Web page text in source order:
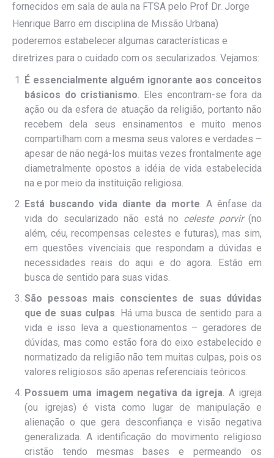
fornecidos em sala de aula na FTSA pelo Prof Dr. Jorge
Henrique Barro em disciplina de Missão Urbana)
poderemos estabelecer algumas características e
diretrizes para o cuidado com os secularizados. Vejamos:
É essencialmente alguém ignorante aos conceitos
básicos do cristianismo. Eles encontram-se fora da
ação ou da esfera de atuação da religião, portanto não
recebem dela seus ensinamentos e muito menos
compartilham com a mesma seus valores e verdades –
apesar de não negá-los muitas vezes frontalmente age
diametralmente opostos a idéia de vida estabelecida
na e por meio da instituição religiosa.
Está buscando vida diante da morte. A ênfase da
vida do secularizado não está no celeste porvir(no
além, céu, recompensas celestes e futuras), mas sim,
em questões vivenciais que respondam a dúvidas e
necessidades reais do aqui e do agora. Estão em
busca de sentido para suas vidas.
São pessoas mais conscientes de suas dúvidas
que de suas culpas. Há uma busca de sentido para a
vida e isso leva a questionamentos – geradores de
dúvidas, mas como estão fora do eixo estabelecido e
normatizado da religião não tem muitas culpas, pois os
valores religiosos são apenas referenciais teóricos.
Possuem uma imagem negativa da igreja. A igreja
(ou igrejas) é vista como lugar de manipulação e
alienação o que gera desconfiança e visão negativa
generalizada. A identificação do movimento religioso
cristão tendo mesmas bases e permeando os